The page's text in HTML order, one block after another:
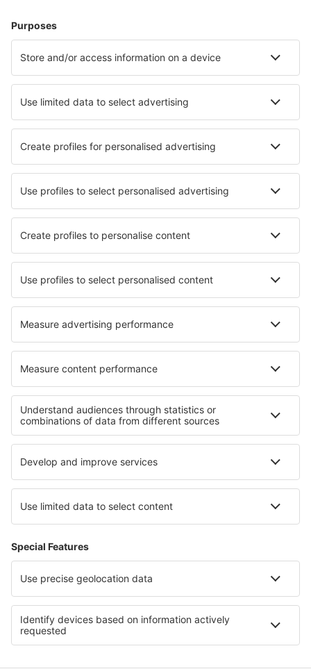
Cazare în Italia - Orașe populare
Cazare în Napoli Cazare în Roma Cazare în Florenţa
Cazare în Palermo Cazare în Milano
Cazare în Grado Cazare în Viterbo
Cele mai bune locuri de cazare - orașe
Cazare în Saint-Cesaire Cazare în Waitati
Cazare în Geldermalsen Cazare în Willerzell
Cazare în Sodus Cazare în Erlensee Cazare Chatham
Cele mai bune locuri de cazare - regiuni
Cazare în Coasta Amalfi Cazare in Apulia
Cazare in Sicilia Cazare în Riviera Veneţiană
Cazare in Val di Sole Cazare in Guvernoratul Qena
Cazare în Swakopmund Cazare in Nassfeld - Pressegersee